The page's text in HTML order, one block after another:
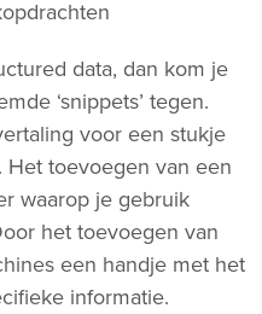
data, dan kom je
‘snippets’ tegen.
voor een stukje
toevoegen van een
waarop je gebruik
het toevoegen van
een handje met het
informatie.